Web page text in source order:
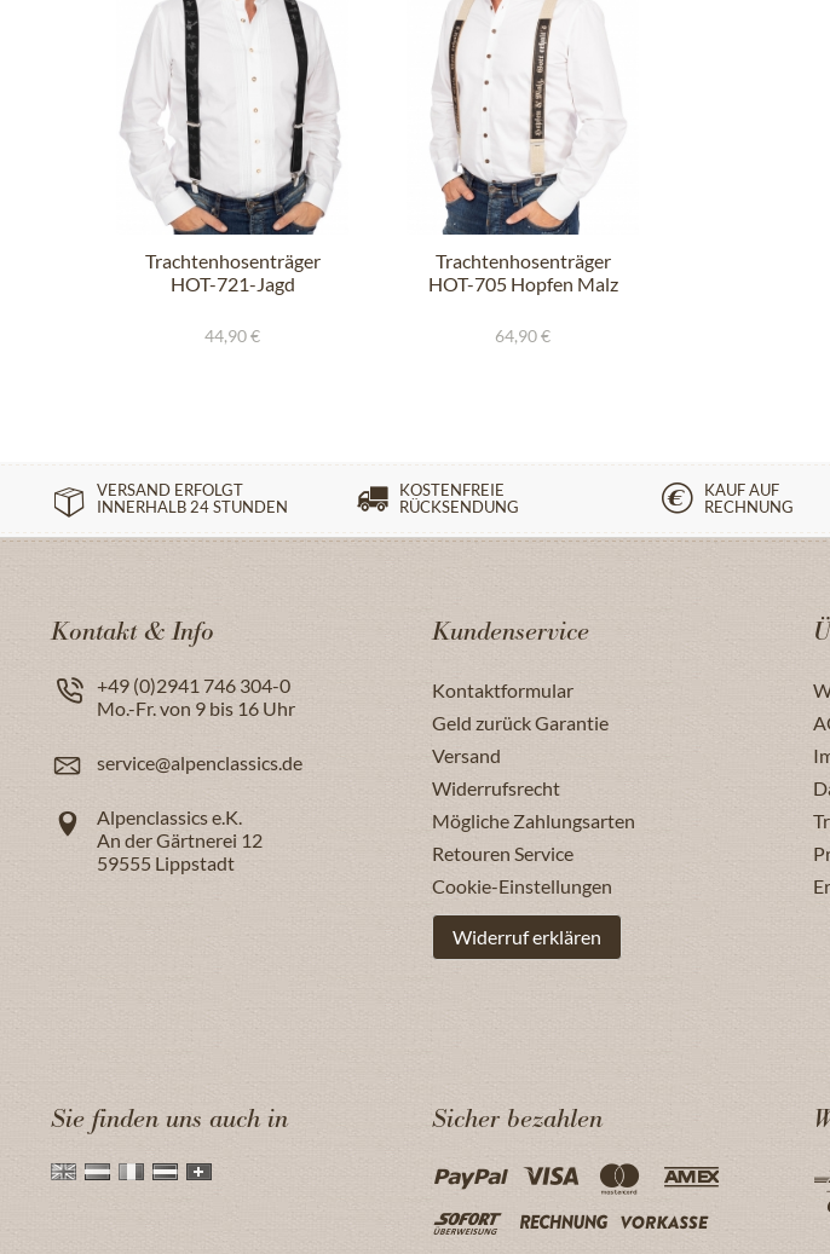
Trachtenhosenträger
HOT-721-Jagd
44,90 €
Trachtenhosenträger
HOT-705 Hopfen Malz
64,90 €
VERSAND ERFOLGT
INNERHALB 24 STUNDEN
KOSTENFREIE
RÜCKSENDUNG
KAUF AUF
RECHNUNG
Kontakt & Info
+49 (0)2941 746 304-0
Mo.-Fr. von 9 bis 16 Uhr
service@alpenclassics.de
Alpenclassics e.K.
An der Gärtnerei 12
59555 Lippstadt
Kundenservice
Kontaktformular
Geld zurück Garantie
Versand
Widerrufsrecht
Mögliche Zahlungsarten
Retouren Service
Cookie-Einstellungen
Widerruf erklären
Sie finden uns auch in Sicher bezahlen